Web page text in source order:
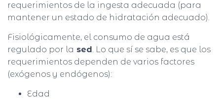
requerimientos de la ingesta adecuada (para
mantener un estado de hidratación adecuado).
Fisiológicamente, el consumo de agua está
regulado por la sed. Lo que sí se sabe, es que los
requerimientos dependen de varios factores
(exógenos y endógenos):
Edad